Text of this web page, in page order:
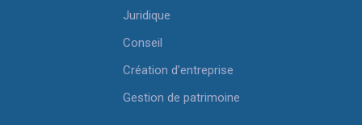
Juridique
Conseil
Création d’entreprise
Gestion de patrimoine